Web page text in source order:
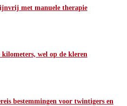
met manuele therapie
wel op de kleren
bestemmingen voor twintigers en